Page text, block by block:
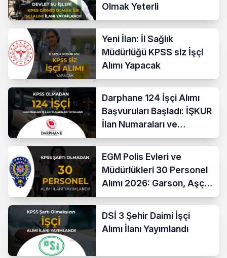
Olmak Yeterli
Yeni İlan: İl Sağlık
Müdürlüğü KPSS siz İşçi
Alımı Yapacak
Darphane 124 İşçi Alımı
Başvuruları Başladı: İŞKUR
İlan Numaraları ve
Başvuru Ekranı
EGM Polis Evleri ve
Müdürlükleri 30 Personel
Alımı 2026: Garson, Aşçı,
Temizlik ve Teknik
Kadrolar
DSİ 3 Şehir Daimi İşçi
Alımı İlanı Yayımlandı